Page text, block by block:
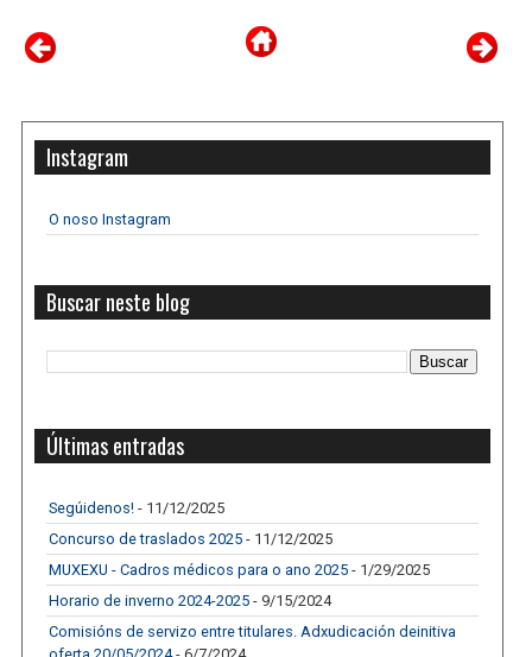
Instagram
O noso Instagram
Buscar neste blog
Últimas entradas
Segúidenos! - 11/12/2025
Concurso de traslados 2025 - 11/12/2025
MUXEXU - Cadros médicos para o ano 2025 - 1/29/2025
Horario de inverno 2024-2025 - 9/15/2024
Comisións de servizo entre titulares. Adxudicación deinitiva